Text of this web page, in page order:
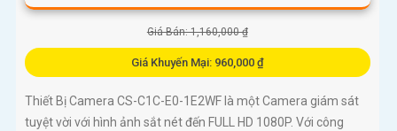
Giá Bán: 1,160,000 ₫
Giá Khuyến Mại: 960,000 ₫
Thiết Bị Camera CS-C1C-E0-1E2WF là một Camera giám sát
tuyệt vời với hình ảnh sắt nét đến FULL HD 1080P. Với công